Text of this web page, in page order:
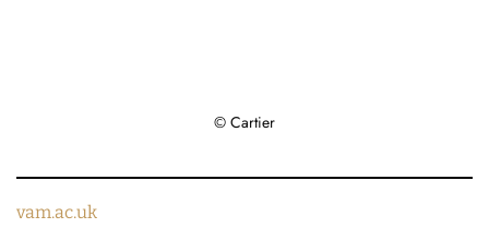
© Cartier
vam.ac.uk